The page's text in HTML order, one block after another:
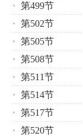
第499节
第502节
第505节
第508节
第511节
第514节
第517节
第520节